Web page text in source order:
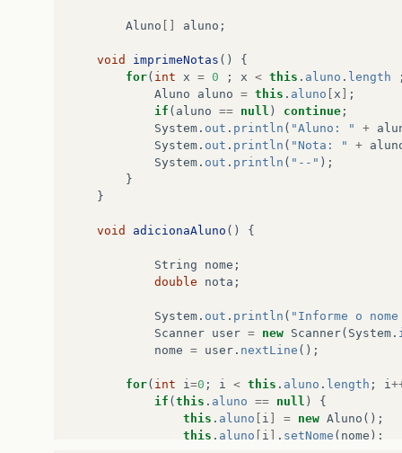
Aluno aluno ;
void imprimeNotas ()
{
for( int x = 0 ; x < this . aluno . length
Aluno
aluno = this . aluno x
;
if ( aluno == null ) continue ;
System . out . println ( "Aluno: " +
System . out . println ( "Nota: " +
System . out . println ( "--" );
}
}
void adicionaAluno () {
String nome ;
double
nota ;
System . out . println ( "Informe o
Scanner user = new Scanner( System .
nome = user . nextLine ();
for( int i=0 ; i < this . aluno . length ; i
if ( this . aluno == null )
{
this . aluno i = new Aluno ();
this . aluno i . setNome ( nome );